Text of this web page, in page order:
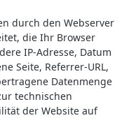
durch den Webserver
die Ihr Browser
IP-Adresse, Datum
Seite, Referrer-URL,
Datenmenge
technischen
der Website auf